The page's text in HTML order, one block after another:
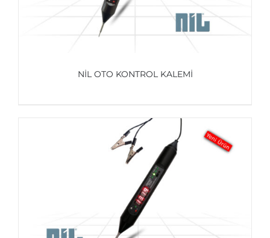
AYRINTILAR
NİL OTO KONTROL KALEMİ